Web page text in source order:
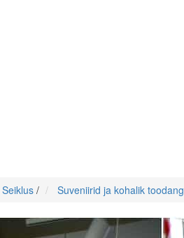
Seiklus / Suveniirid ja kohalik toodang